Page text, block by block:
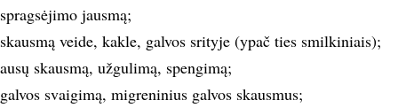
spragsėjimo jausmą;
skausmą veide, kakle, galvos srityje (ypač ties smilkiniais);
ausų skausmą, užgulimą, spengimą;
galvos svaigimą, migreninius galvos skausmus;